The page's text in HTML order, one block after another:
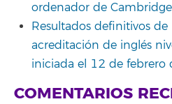
ordenador de
Resultados definitivos
acreditación de inglés
iniciada el 12 de febrero
COMENTARIOS